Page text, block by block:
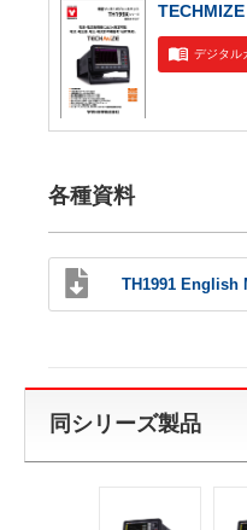
デジタル
各種資料
TH1991 English
同シリーズ製品